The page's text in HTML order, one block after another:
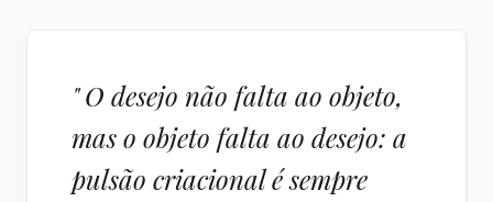
" O desejo não falta ao objeto,
mas o objeto falta ao desejo: a
pulsão criacional é sempre